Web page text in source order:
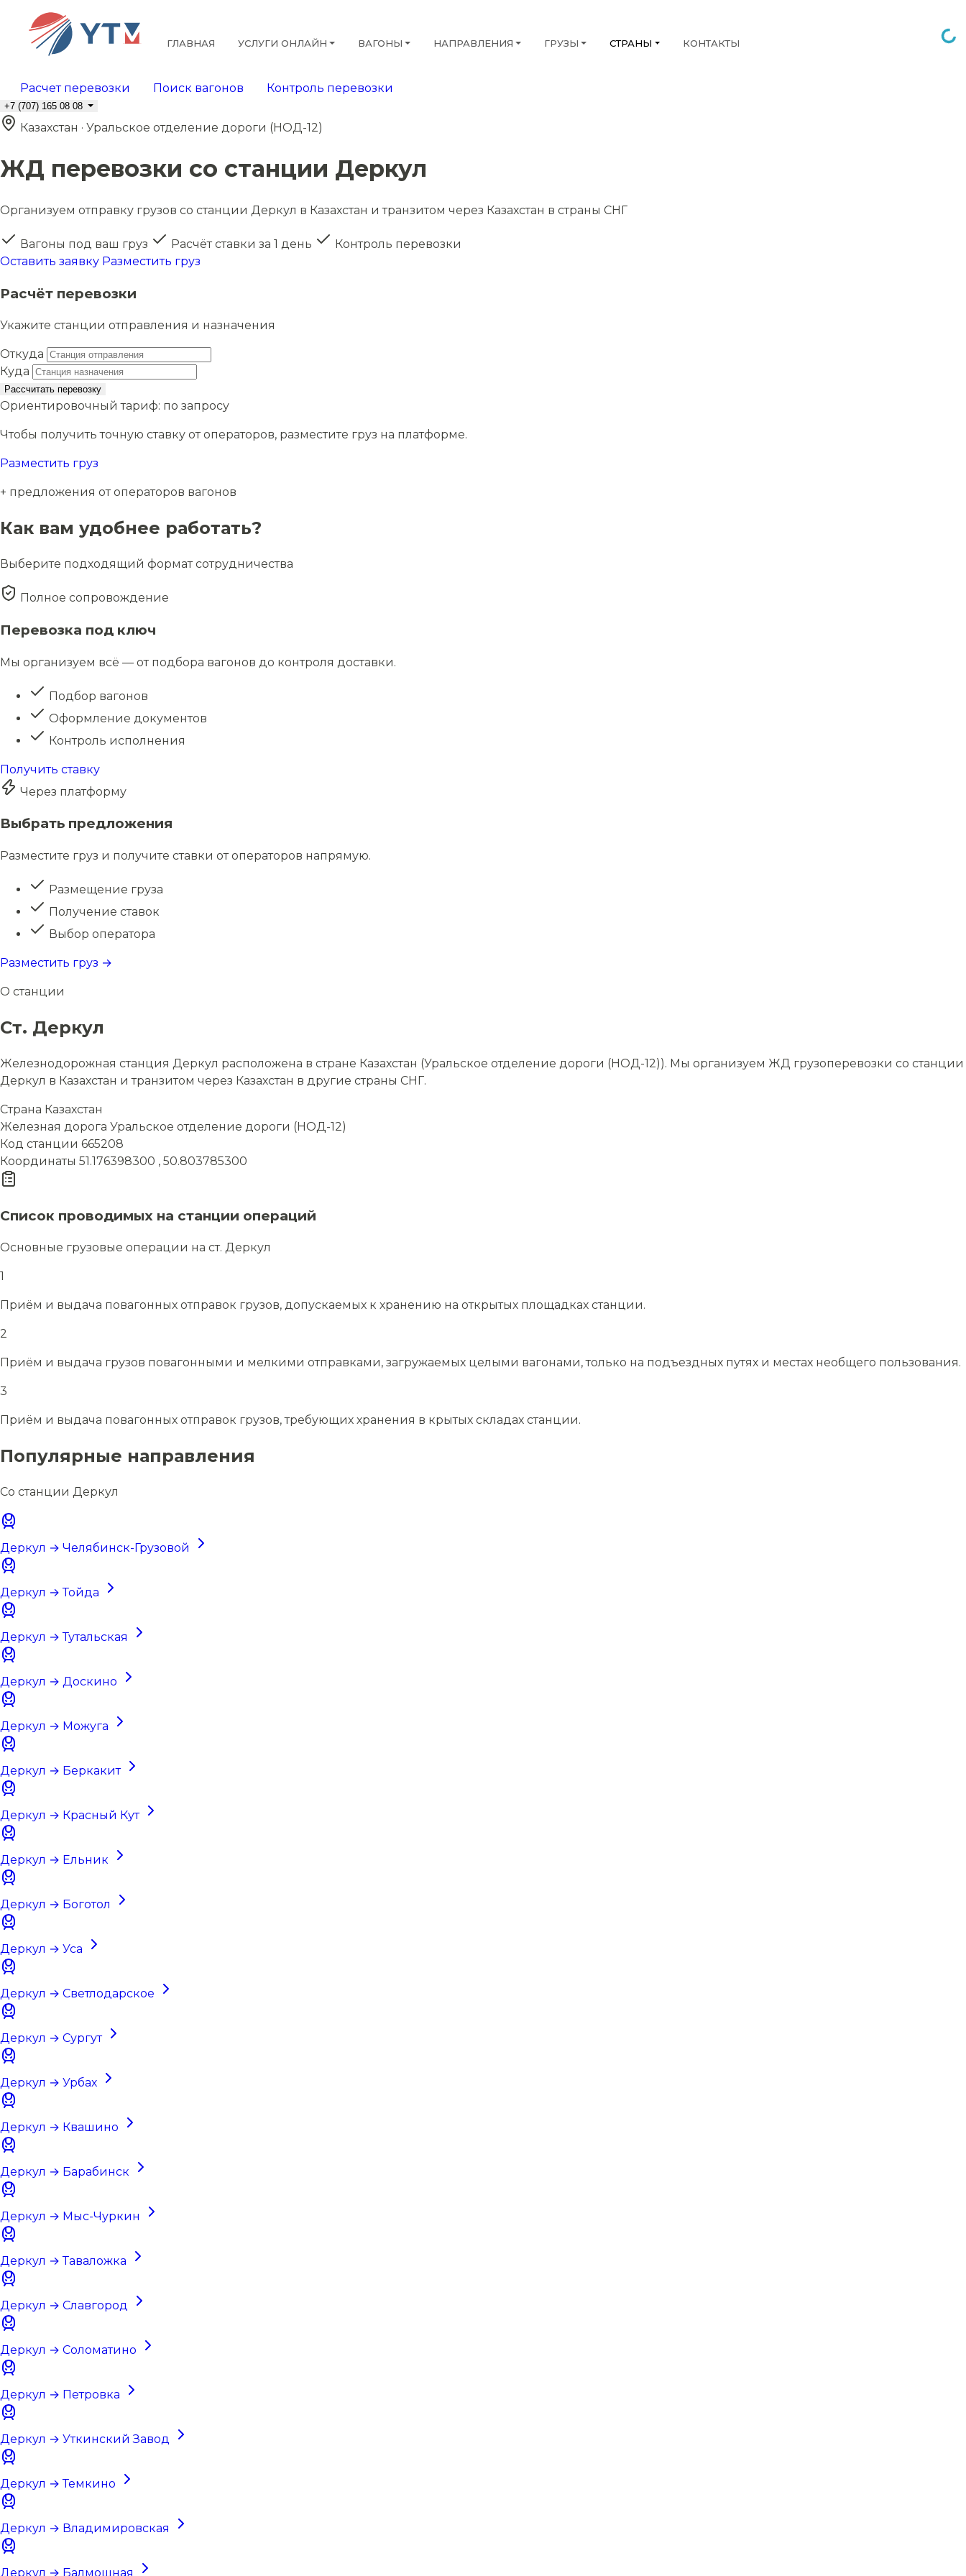
ГЛАВНАЯ УСЛУГИ ОНЛАЙН ВАГОНЫ НАПРАВЛЕНИЯ ГРУЗЫ СТРАНЫ КОНТАКТЫ
Расчет перевозки Поиск вагонов Контроль перевозки
+7 (707) 165 08 08
Казахстан · Уральское отделение дороги (НОД-12)
ЖД перевозки со станции Деркул
Организуем отправку грузов со станции Деркул в Казахстан и транзитом через Казахстан в страны СНГ
Вагоны под ваш груз Расчёт ставки за 1 день
Контроль перевозки
Оставить заявку Разместить груз
Расчёт перевозки
Укажите станции отправления и назначения
Откуда
Куда
Рассчитать перевозку
Ориентировочный тариф: по запросу
Чтобы получить точную ставку от операторов, разместите груз на платформе.
Разместить груз
+ предложения от операторов вагонов
Как вам удобнее работать?
Выберите подходящий формат сотрудничества
Полное сопровождение
Перевозка под ключ
Мы организуем всё — от подбора вагонов до контроля доставки.
Подбор вагонов
Оформление документов
Контроль исполнения
Получить ставку
Через платформу
Выбрать предложения
Разместите груз и получите ставки от операторов напрямую.
Размещение груза
Получение ставок
Выбор оператора
Разместить груз →
О станции
Ст. Деркул
Железнодорожная станция Деркул расположена в стране Казахстан (Уральское отделение дороги (НОД-12)). Мы организуем ЖД грузоперевозки со станции
Деркул в Казахстан и транзитом через Казахстан в другие страны СНГ.
Страна Казахстан
Железная дорога Уральское отделение дороги (НОД-12)
Код станции 665208
Координаты 51.176398300 , 50.803785300
Список проводимых на станции операций
Основные грузовые операции на ст. Деркул
1
Приём и выдача повагонных отправок грузов, допускаемых к хранению на открытых площадках станции.
2
Приём и выдача грузов повагонными и мелкими отправками, загружаемых целыми вагонами, только на подъездных путях и местах необщего пользования.
3
Приём и выдача повагонных отправок грузов, требующих хранения в крытых складах станции.
Популярные направления
Со станции Деркул
Деркул → Челябинск-Грузовой
Деркул → Тойда
Деркул → Тутальская
Деркул → Доскино
Деркул → Можуга
Деркул → Беркакит
Деркул → Красный Кут
Деркул → Ельник
Деркул → Боготол
Деркул → Уса
Деркул → Светлодарское
Деркул → Сургут
Деркул → Урбах
Деркул → Квашино
Деркул → Барабинск
Деркул → Мыс-Чуркин
Деркул → Таваложка
Деркул → Славгород
Деркул → Соломатино
Деркул → Петровка
Деркул → Уткинский Завод
Деркул → Темкино
Деркул → Владимировская
Деркул → Балмошная